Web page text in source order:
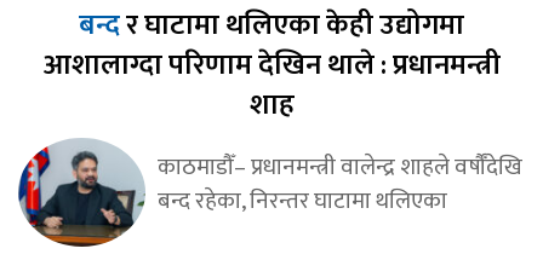
बन्दर घाटामा थलिएका केही उद्योगमा
आशालाग्दा परिणाम देखिन थाले : प्रधानमन्त्री
शाह
काठमाडौँ– प्रधानमन्त्री वालेन्द्र शाहले वर्षौँदेखि
बन्द रहेका, निरन्तर घाटामा थलिएका